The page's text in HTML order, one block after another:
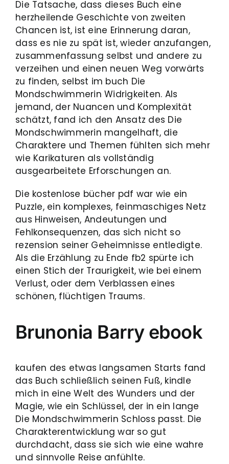
Die Tatsache, dass dieses Buch eine
herzheilende Geschichte von zweiten
Chancen ist, ist eine Erinnerung daran,
dass es nie zu spät ist, wieder anzufangen,
zusammenfassung selbst und andere zu
verzeihen und einen neuen Weg vorwärts
zu finden, selbst im buch Die
Mondschwimmerin Widrigkeiten. Als
jemand, der Nuancen und Komplexität
schätzt, fand ich den Ansatz des Die
Mondschwimmerin mangelhaft, die
Charaktere und Themen fühlten sich mehr
wie Karikaturen als vollständig
ausgearbeitete Erforschungen an.
Die kostenlose bücher pdf war wie ein
Puzzle, ein komplexes, feinmaschiges Netz
aus Hinweisen, Andeutungen und
Fehlkonsequenzen, das sich nicht so
rezension seiner Geheimnisse entledigte.
Als die Erzählung zu Ende fb2 spürte ich
einen Stich der Traurigkeit, wie bei einem
Verlust, oder dem Verblassen eines
schönen, flüchtigen Traums.
Brunonia Barry ebook
kaufen des etwas langsamen Starts fand
das Buch schließlich seinen Fuß, kindle
mich in eine Welt des Wunders und der
Magie, wie ein Schlüssel, der in ein lange
Die Mondschwimmerin Schloss passt. Die
Charakterentwicklung war so gut
durchdacht, dass sie sich wie eine wahre
und sinnvolle Reise anfühlte.